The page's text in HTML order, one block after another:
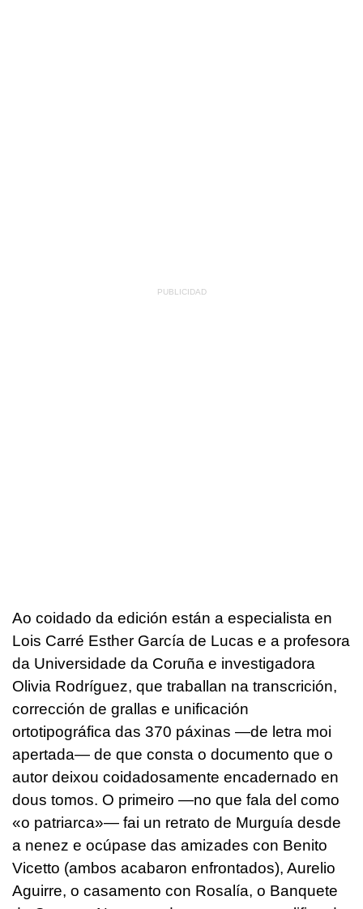
Ao coidado da edición están a especialista en
Lois Carré Esther García de Lucas e a profesora
da Universidade da Coruña e investigadora
Olivia Rodríguez, que traballan na transcrición,
corrección de grallas e unificación
ortotipográfica das 370 páxinas —de letra moi
apertada— de que consta o documento que o
autor deixou coidadosamente encadernado en
dous tomos. O primeiro —no que fala del como
«o patriarca»— fai un retrato de Murguía desde
a nenez e ocúpase das amizades con Benito
Vicetto (ambos acabaron enfrontados), Aurelio
Aguirre, o casamento con Rosalía, o Banquete